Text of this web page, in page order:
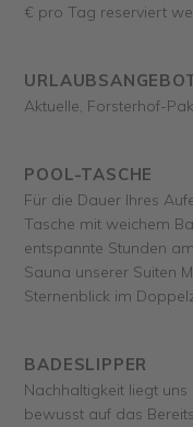
€ pro Tag reserviert
Aktuelle, Forsterhof-
POOL-TASCHE
Für die Dauer Ihres
Tasche mit weichem
entspannte Stunden
Sauna unserer Suiten
Sternenblick im
BADESLIPPER
Nachhaltigkeit liegt
bewusst auf das